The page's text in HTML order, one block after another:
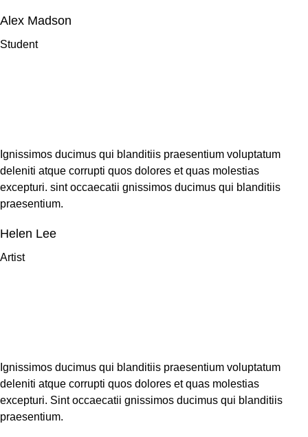
Alex Madson
Student
Ignissimos ducimus qui blanditiis praesentium voluptatum
deleniti atque corrupti quos dolores et quas molestias
excepturi. sint occaecatii gnissimos ducimus qui blanditiis
praesentium.
Helen Lee
Artist
Ignissimos ducimus qui blanditiis praesentium voluptatum
deleniti atque corrupti quos dolores et quas molestias
excepturi. Sint occaecatii gnissimos ducimus qui blanditiis
praesentium.